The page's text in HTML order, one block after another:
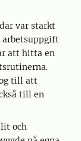
var starkt
arbetsuppgift
att hitta en
till att
till en
och